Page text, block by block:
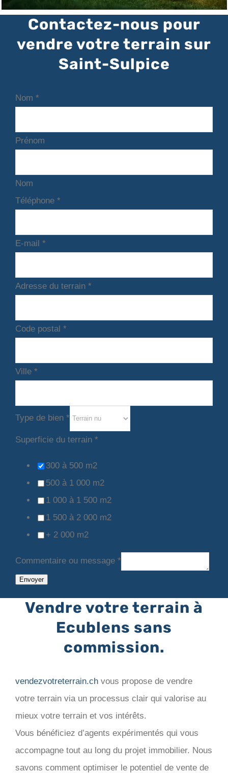
Contactez-nous pour
vendre votre terrain sur
Saint-Sulpice
Nom *
Prénom
Nom
Téléphone *
E-mail *
Adresse du terrain *
Code postal *
Ville *
Type de bien *
Superficie du terrain *
300 à 500 m2
500 à 1 000 m2
1 000 à 1 500 m2
1 500 à 2 000 m2
+ 2 000 m2
Commentaire ou message *
Envoyer
Vendre votre terrain à
Ecublens sans
commission.
vendezvotreterrain.ch vous propose de vendre
votre terrain via un processus clair qui valorise au
mieux votre terrain et vos intérêts.
Vous bénéficiez d’agents expérimentés qui vous
accompagne tout au long du projet immobilier. Nous
savons comment optimiser le potentiel de vente de